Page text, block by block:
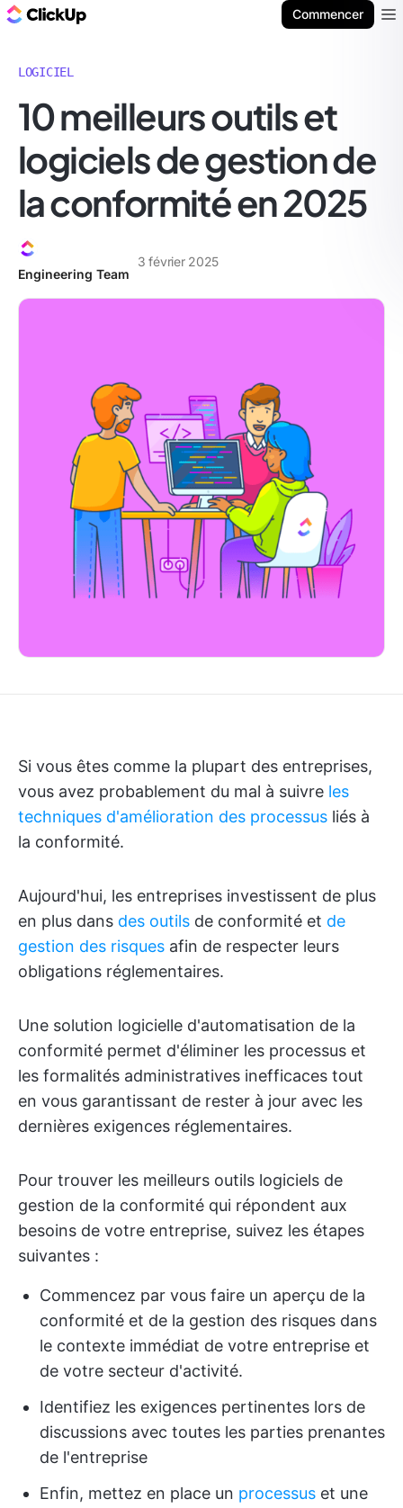
Commencer
LOGICIEL
10 meilleurs outils et
logiciels de gestion de
la conformité en 2025
Engineering Team
3 février 2025
Si vous êtes comme la plupart des entreprises,
vous avez probablement du mal à suivre les
techniques d'amélioration des processus liés à
la conformité.
Aujourd'hui, les entreprises investissent de plus
en plus dans des outils de conformité et de
gestion des risques afin de respecter leurs
obligations réglementaires.
Une solution logicielle d'automatisation de la
conformité permet d'éliminer les processus et
les formalités administratives inefficaces tout
en vous garantissant de rester à jour avec les
dernières exigences réglementaires.
Pour trouver les meilleurs outils logiciels de
gestion de la conformité qui répondent aux
besoins de votre entreprise, suivez les étapes
suivantes :
Commencez par vous faire un aperçu de la
conformité et de la gestion des risques dans
le contexte immédiat de votre entreprise et
de votre secteur d'activité.
Identifiez les exigences pertinentes lors de
discussions avec toutes les parties prenantes
de l'entreprise
Enfin, mettez en place un processus et une